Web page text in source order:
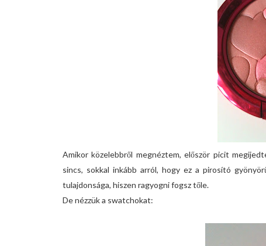
Amikor közelebbről megnéztem, először picit
sincs, sokkal inkább arról, hogy ez a pirosító
tulajdonsága, hiszen ragyogni fogsz tőle.
De nézzük a swatchokat: